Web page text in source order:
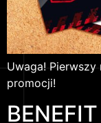
Uwaga!
promocji!